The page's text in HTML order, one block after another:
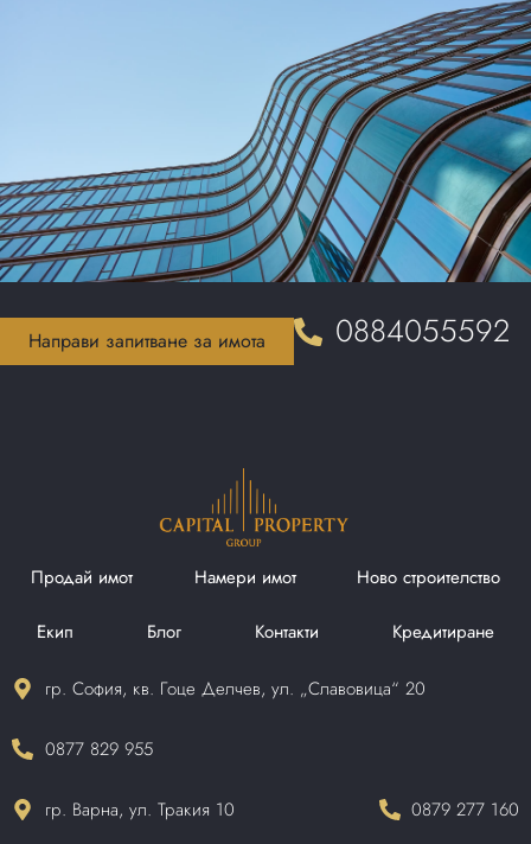
Направи запитване за имота 0884055592
Продай имот Намери имот Ново строителство
Екип Блог Контакти Кредитиране
гр. София, кв. Гоце Делчев, ул. „Славовица“ 20
0877 829 955
гр. Варна, ул. Тракия 10 0879 277 160